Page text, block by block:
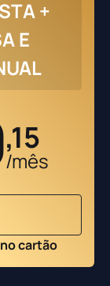
+
E
,15
/mês
cartão